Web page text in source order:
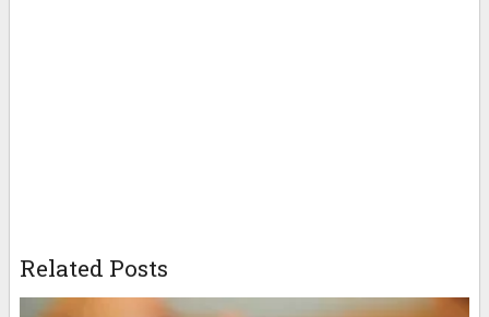
Related Posts